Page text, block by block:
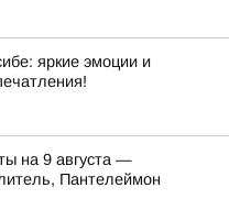
яркие эмоции и
нa 9 aвгуcтa —
Пaнтeлeймoн